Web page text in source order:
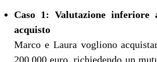
Caso 1: Valutazione inferiore
acquisto
Marco e Laura vogliono
200.000 euro, richiedendo un